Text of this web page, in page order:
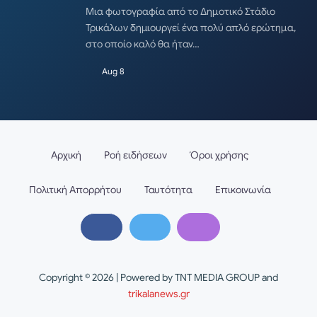
Μια φωτογραφία από το Δημοτικό Στάδιο
Τρικάλων δημιουργεί ένα πολύ απλό ερώτημα,
στο οποίο καλό θα ήταν…
Aug 8
Copyright © 2026 | Powered by TNT MEDIA GROUP and
trikalanews.gr
Αρχική Ροή ειδήσεων Όροι χρήσης
Πολιτική Απορρήτου Ταυτότητα Επικοινωνία